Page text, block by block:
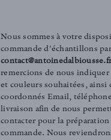
Nous sommes à votre
commande d'échantillons
remercions de nous indiquer
et couleurs souhaitées, ainsi
coordonnés Email,
livraison afin de nous
contacter pour la préparation
commande. Nous